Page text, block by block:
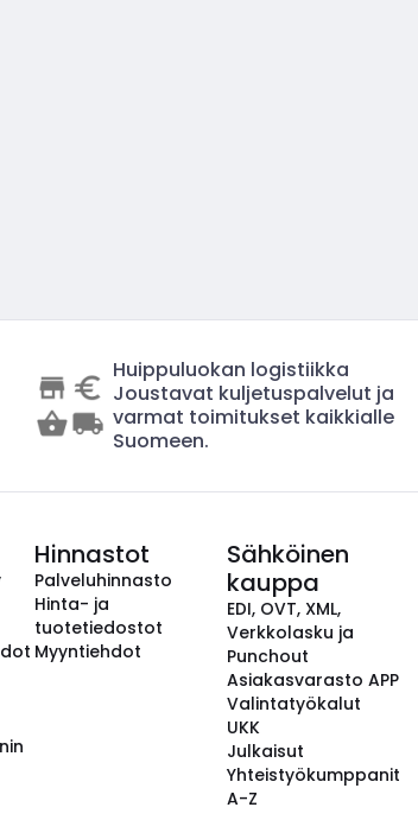
Huippuluokan logistiikka
Joustavat kuljetuspalvelut ja
varmat toimitukset kaikkialle
Suomeen.
Hinnastot
Palveluhinnasto
Hinta- ja
tuotetiedostot
Myyntiehdot
Sähköinen
kauppa
EDI, OVT, XML,
Verkkolasku ja
Punchout
Asiakasvarasto APP
Valintatyökalut
UKK
Julkaisut
Yhteistyökumppanit
A-Z